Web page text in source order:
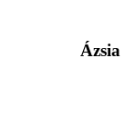
Ázsia